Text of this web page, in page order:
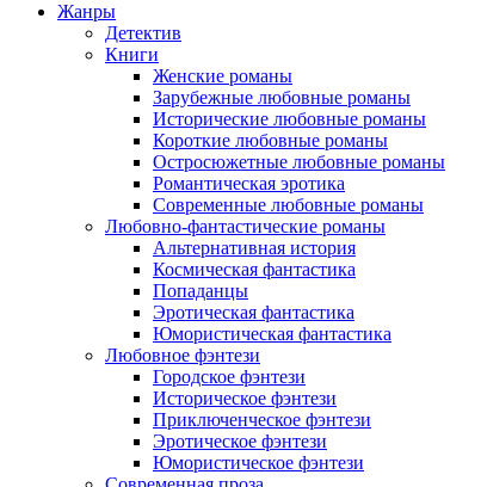
Жанры
Детектив
Книги
Женские романы
Зарубежные любовные романы
Исторические любовные романы
Короткие любовные романы
Остросюжетные любовные романы
Романтическая эротика
Современные любовные романы
Любовно-фантастические романы
Альтернативная история
Космическая фантастика
Попаданцы
Эротическая фантастика
Юмористическая фантастика
Любовное фэнтези
Городское фэнтези
Историческое фэнтези
Приключенческое фэнтези
Эротическое фэнтези
Юмористическое фэнтези